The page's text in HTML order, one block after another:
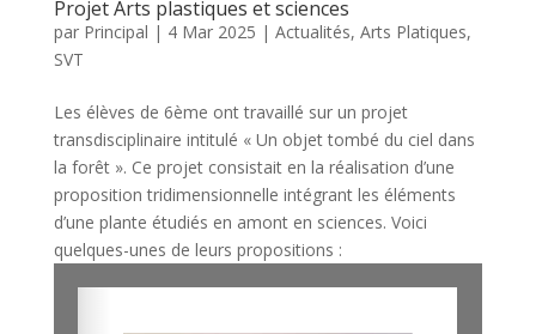
Projet Arts plastiques et sciences
par Principal | 4 Mar 2025 | Actualités, Arts Platiques,
SVT
Les élèves de 6ème ont travaillé sur un projet
transdisciplinaire intitulé « Un objet tombé du ciel dans
la forêt ». Ce projet consistait en la réalisation d’une
proposition tridimensionnelle intégrant les éléments
d’une plante étudiés en amont en sciences. Voici
quelques-unes de leurs propositions :